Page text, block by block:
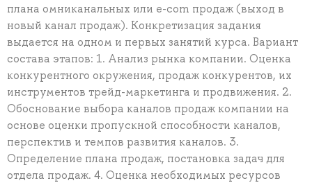
плана омниканальных или e-com продаж (выход в
новый канал продаж). Конкретизация задания
выдается на одном и первых занятий курса. Вариант
состава этапов: 1. Анализ рынка компании. Оценка
конкурентного окружения, продаж конкурентов, их
инструментов трейд-маркетинга и продвижения. 2.
Обоснование выбора каналов продаж компании на
основе оценки пропускной способности каналов,
перспектив и темпов развития каналов. 3.
Определение плана продаж, постановка задач для
отдела продаж. 4. Оценка необходимых ресурсов